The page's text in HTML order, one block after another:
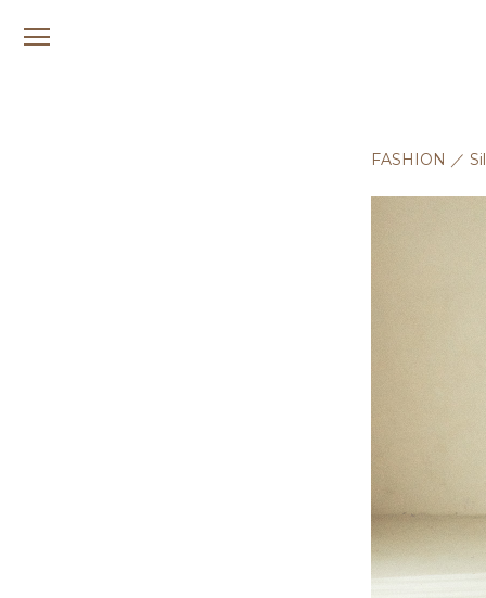
メ
FASHION ／